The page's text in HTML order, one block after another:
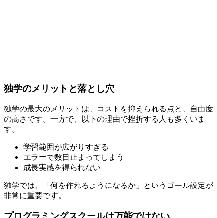
独学のメリットと落とし穴
独学の最大のメリットは、コストを抑えられる点と、自由度
の高さです。一方で、以下の理由で挫折する人も多くいま
す。
学習範囲が広がりすぎる
エラーで数日止まってしまう
成長実感を得られない
独学では、「何を作れるようになるか」というゴール設定が
非常に重要です。
プログラミングスクールは万能ではない